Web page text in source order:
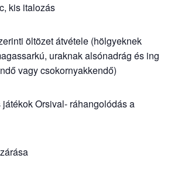
kis italozás
öltözet átvétele (hölgyeknek
uraknak alsónadrág és ing
vagy csokornyakkendő)
Orsival- ráhangolódás a